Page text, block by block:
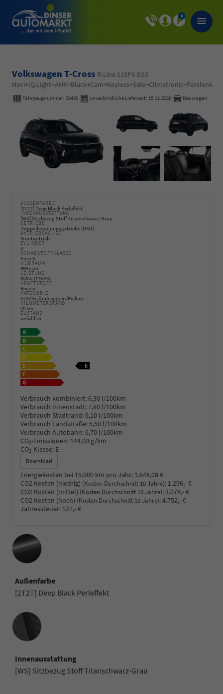
0
Volkswagen T-Cross R-Line 115PS DSG
Navi+IQ.Light+AHK+Black+Cam+Keyless+Side+Climatronic+Parklenk
Fahrzeugnummer: 32430 unverbindliche Lieferzeit: 15.11.2026 Neuwagen
AUSSENFARBE
[2T2T] Deep Black Perleffekt
INNENAUSSTATTUNG
[WS] Sitzbezug Stoff Titanschwarz-Grau
GETRIEBE
Doppelkupplungsgetriebe (DSG)
ANTRIEBSACHSE
Frontantrieb
ZYLINDER
3
SCHADSTOFFKLASSE
Euro 6
HUBRAUM
999 ccm
LEISTUNG
85 kW (116 PS)
KRAFTSTOFF
Benzin
KATEGORIE
SUV/Geländewagen/Pickup
KILOMETERSTAND
20 km
ZUSTAND
unfallfrei
Verbrauch kombiniert: 6,30 l/100km
Verbrauch Innenstadt:7,90 l/100km
Verbrauch Stadtrand: 6,10 l/100km
Verbrauch Landstraße:5,50 l/100km
Verbrauch Autobahn: 6,70 l/100km
CO2-Emissionen: 144,00 g/km
CO2-Klasse: E
Download
Energiekosten bei 15.000 km pro Jahr: 1.648,08 €
CO2 Kosten (niedrig) (Kosten Durchschnitt 10 Jahre): 1.296,- €
CO2 Kosten (mittel) (Kosten Durchschnitt 10 Jahre):3.078,- €
CO2 Kosten (hoch) (Kosten Durchschnitt 10 Jahre):4.752,- €
Jahressteuer: 127,- €
Außenfarbe
[2T2T] Deep Black Perleffekt
Innenausstattung
Innenausstattung
[WS] Sitzbezug Stoff Titanschwarz-Grau